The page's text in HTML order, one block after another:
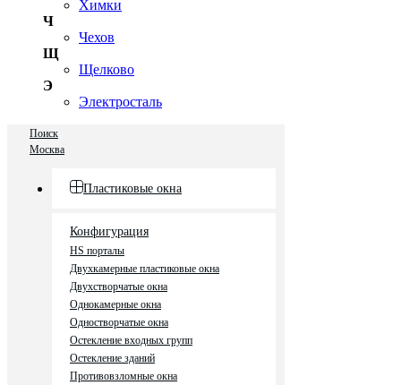
Химки
Ч
Чехов
Щ
Щелково
Э
Электросталь
Поиск
Москва
Пластиковые окна
Конфигурация
HS порталы
Двухкамерные пластиковые окна
Двухстворчатые окна
Однокамерные окна
Одностворчатые окна
Остекление входных групп
Остекление зданий
Противовзломные окна